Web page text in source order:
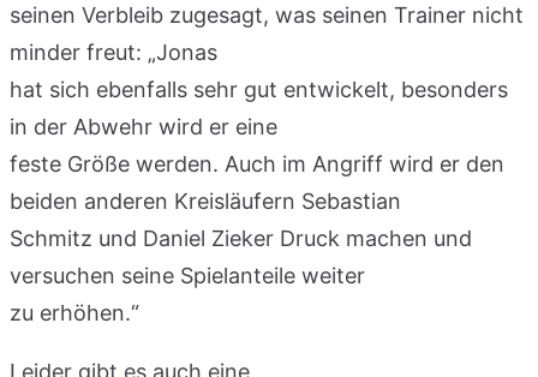
seinen Verbleib zugesagt, was seinen Trainer nicht
minder freut: „Jonas
hat sich ebenfalls sehr gut entwickelt, besonders
in der Abwehr wird er eine
feste Größe werden. Auch im Angriff wird er den
beiden anderen Kreisläufern Sebastian
Schmitz und Daniel Zieker Druck machen und
versuchen seine Spielanteile weiter
zu erhöhen.“
Leider gibt es auch eine